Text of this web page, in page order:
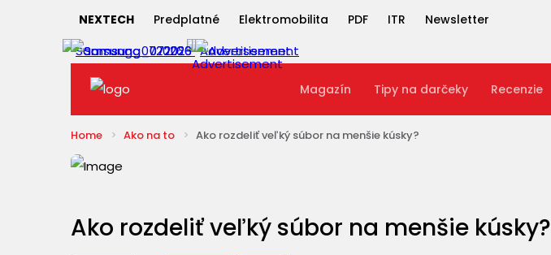
NEXTECH Predplatné Elektromobilita PDF ITR Newsletter
Magazín Tipy na darčeky Recenzie
Home Ako na to Ako rozdeliť veľký súbor na menšie kúsky?
Ako rozdeliť veľký súbor na menšie kúsky?